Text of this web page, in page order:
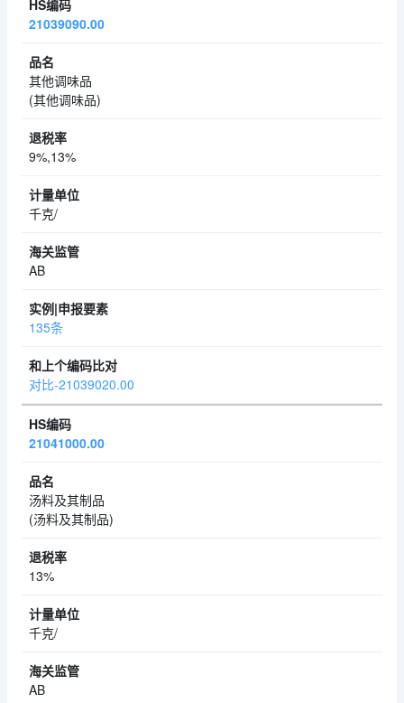
21039090.00
其他调味品
(其他调味品)
9%,13%
千克/
AB
135条
对比-21039020.00
21041000.00
汤料及其制品
(汤料及其制品)
13%
千克/
AB